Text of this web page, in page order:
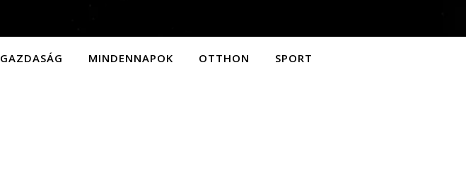
GAZDASÁG MINDENNAPOK OTTHON SPORT